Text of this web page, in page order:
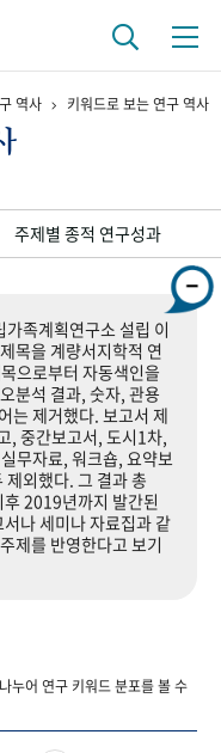
물 영상 기록물
년 광장
역사 키워드로 보는 연구 역사
주제별 종적 연구성과
족계획연구소 설립 이
목을 계량서지학적 연
으로부터 자동색인을
분석 결과, 숫자, 관용
는 제거했다. 보고서 제
, 중간보고서, 도시1차,
무자료, 워크숍, 요약보
외했다. 그 결과 총
2019년까지 발간된
나 세미나 자료집과 같
제를 반영한다고 보기
누어 연구 키워드 분포를 볼 수